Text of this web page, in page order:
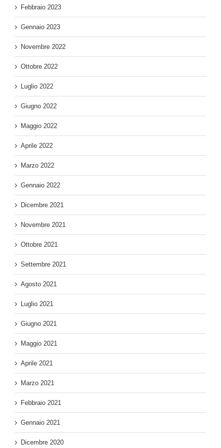
Febbraio 2023
Gennaio 2023
Novembre 2022
Ottobre 2022
Luglio 2022
Giugno 2022
Maggio 2022
Aprile 2022
Marzo 2022
Gennaio 2022
Dicembre 2021
Novembre 2021
Ottobre 2021
Settembre 2021
Agosto 2021
Luglio 2021
Giugno 2021
Maggio 2021
Aprile 2021
Marzo 2021
Febbraio 2021
Gennaio 2021
Dicembre 2020